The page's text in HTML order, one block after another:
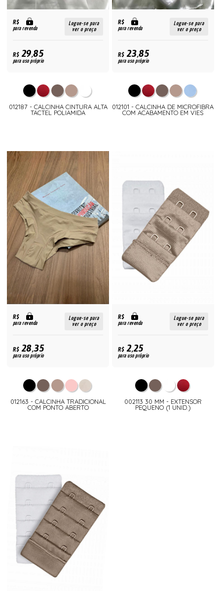
R$
para revenda
Logue-se para
ver o preço
R$29,85
para uso próprio
012187 - CALCINHA CINTURA ALTA
TACTEL POLIAMIDA
R$
para revenda
Logue-se para
ver o preço
R$23,85
para uso próprio
012101 - CALCINHA DE MICROFIBRA
COM ACABAMENTO EM VIES
R$
para revenda
Logue-se para
ver o preço
R$28,35
para uso próprio
012163 - CALCINHA TRADICIONAL
COM PONTO ABERTO
R$
para revenda
Logue-se para
ver o preço
R$2,25
para uso próprio
002113 30 MM - EXTENSOR
PEQUENO (1 UNID.)